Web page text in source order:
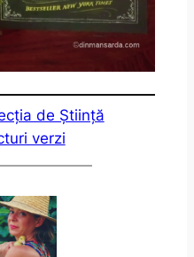
de Știință
verzi